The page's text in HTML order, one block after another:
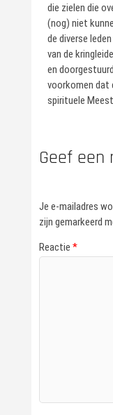
die zielen die
(nog) niet
de diverse
van de
en
voorkomen dat
spirituele
Geef een
Je e-mailadres
zijn gemarkeerd
Reactie *